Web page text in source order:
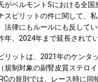
がベルモントSにおける全
スピリットの件に関して、
法律にもルールにも反して
年、2024年まで延長されてい
ットは、2021年のケンタ
規制対象の副腎皮質ステロ
の規則では、レース時に同